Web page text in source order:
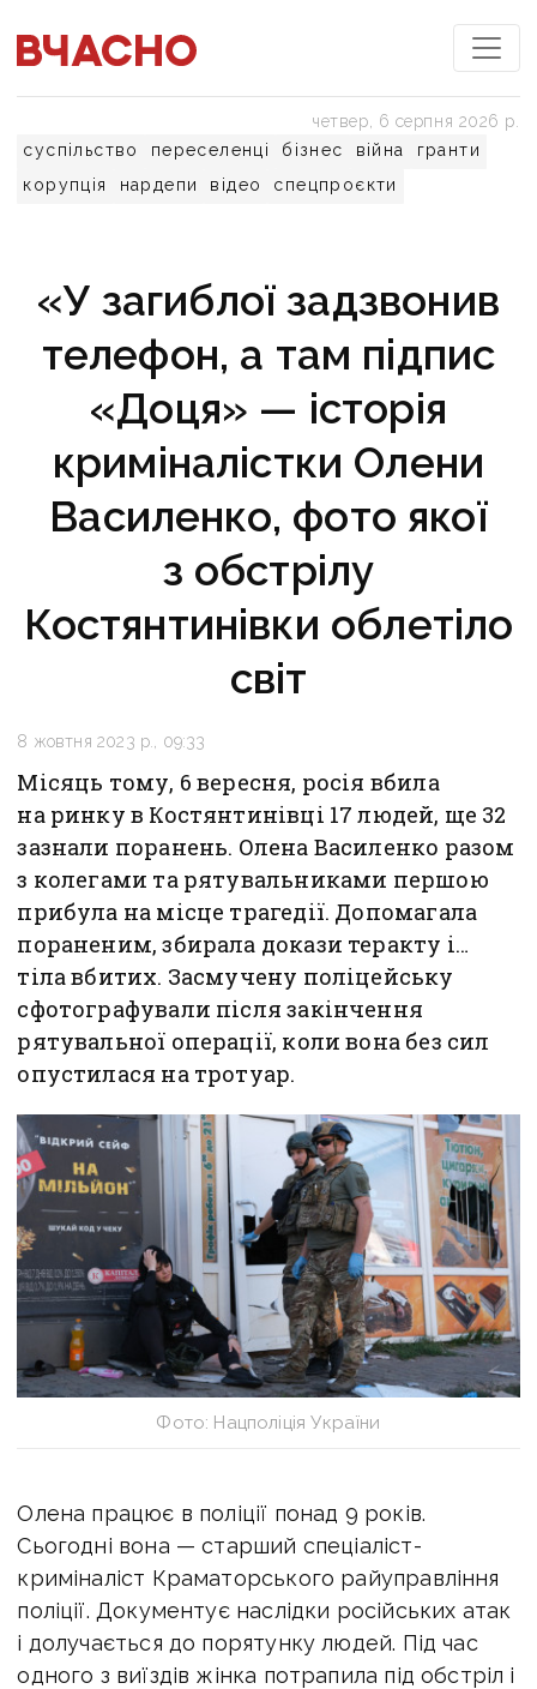
суспільство переселенці бізнес війна
гранти
корупція
нардепи відео спецпроєкти
четвер, 6 серпня 2026 р.
«У загиблої задзвонив
телефон, а там підпис
«Доця» — історія
криміналістки Олени
Василенко, фото якої
з обстрілу
Костянтинівки облетіло
світ
8 жовтня 2023 р., 09:33
Місяць тому, 6 вересня, росія вбила
на ринку в Костянтинівці 17 людей, ще 32
зазнали поранень. Олена Василенко разом
з колегами та рятувальниками першою
прибула на місце трагедії. Допомагала
пораненим, збирала докази теракту і…
тіла вбитих. Засмучену поліцейську
сфотографували після закінчення
рятувальної операції, коли вона без сил
опустилася на тротуар.
Фото: Нацполіція України
Олена працює в поліції понад 9 років.
Сьогодні вона — старший спеціаліст-
криміналіст Краматорського райуправління
поліції. Документує наслідки російських атак
і долучається до порятунку людей. Під час
одного з виїздів жінка потрапила під обстріл і